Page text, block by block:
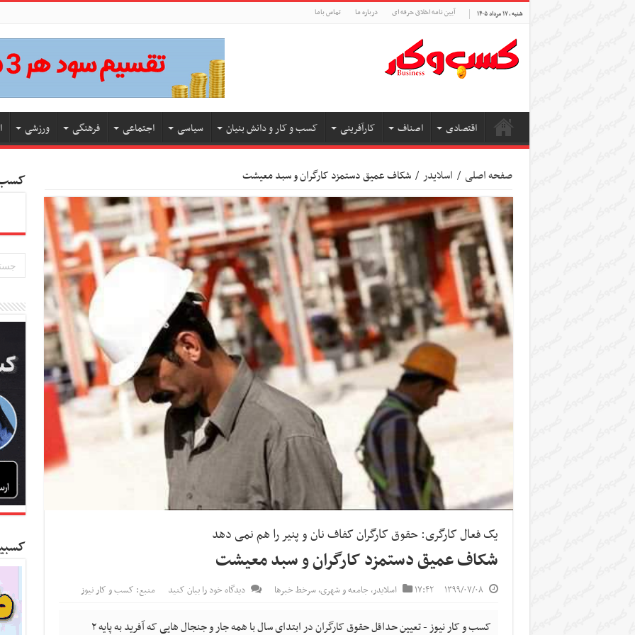
شنبه , ۱۷ مرداد ۱۴۰۵ آیین نامه اخلاق حرفه ای درباره ما تماس باما
اقتصادی اصناف کارآفرینی کسب و کار و دانش بنیان سیاسی اجتماعی فرهنگی ورزشی
صفحه اصلی / اسلایدر / شکاف عمیق دستمزد کارگران و سبد معیشت
یک فعال کارگری: حقوق کارگران کفاف نان و پنیر را هم نمی دهد
شکاف عمیق دستمزد کارگران و سبد معیشت
۱۳۹۹/۰۷/۰۸ ۱۷:۴۲ اسلایدر, جامعه و شهری,سرخط خبرها دیدگاه خود را بیان کنید منبع: کسب و کار نیوز
کسب و کار نیوز - تعیین حداقل حقوق کارگران در ابتدای سال با همه جار و جنجال هایی که آفرید به پایه ۲
کسب